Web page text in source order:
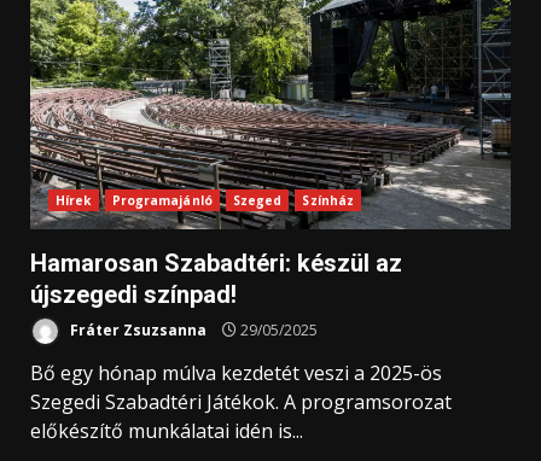
Hírek Programajánló Szeged Színház
Hamarosan Szabadtéri: készül az
újszegedi színpad!
Fráter Zsuzsanna 29/05/2025
Bő egy hónap múlva kezdetét veszi a 2025-ös
Szegedi Szabadtéri Játékok. A programsorozat
előkészítő munkálatai idén is...